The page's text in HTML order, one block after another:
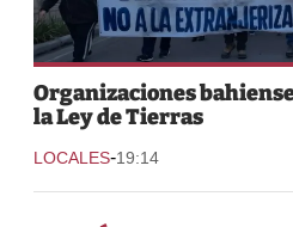
Organizaciones
la Ley de Tierras
LOCALES-19:14